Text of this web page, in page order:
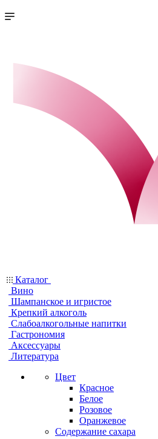
Каталог
Вино
Шампанское и игристое
Крепкий алкоголь
Слабоалкогольные напитки
Гастрономия
Аксессуары
Литература
Цвет
Красное
Белое
Розовое
Оранжевое
Содержание сахара